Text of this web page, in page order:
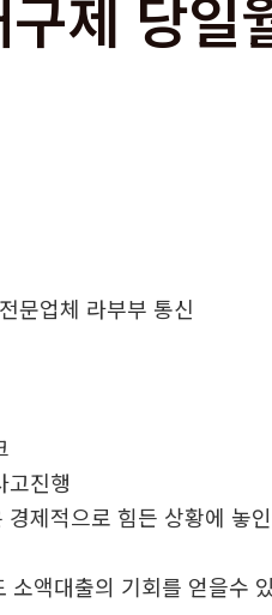
제 당일
문업체 라부부 통신
고진행
제적으로 힘든 상황에 놓
액대출의 기회를 얻을수